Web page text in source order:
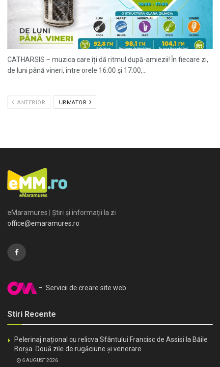
CATHARSIS – muzica care îți dă ritmul după-amiezii! În fiecare zi,
de luni până vineri, între orele 16:00 și 17:00,...
ANTERIOR URMATOR
eMaramures | Știri și informații la zi
office@emaramures.ro
– Servicii de creare site web
Stiri Recente
Pelerinaj național cu relicva Sfântului Francisc de Assisi la Băile
Borșa. Două zile de rugăciune și venerare
6 AUGUST 2026